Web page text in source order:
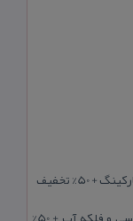
تخفیف